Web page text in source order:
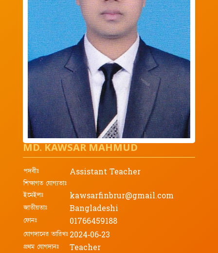
MD. KAWSAR MAHMUD
পদবীঃ
Assistant Teacher
শিক্ষাগত যোগ্যতাঃ
ইমেইলঃ
kawsarfinbrur@gmail.com
জাতীয়তাঃ
Bangladeshi
ফোনঃ
01766459188
যোগদানের তারিখঃ 2024-06-23
প্রথম যোগদানঃ
Teacher